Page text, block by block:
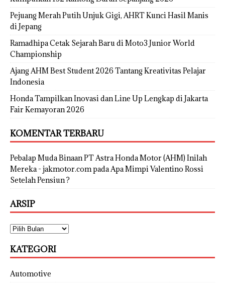
Pejuang Merah Putih Unjuk Gigi, AHRT Kunci Hasil Manis
di Jepang
Ramadhipa Cetak Sejarah Baru di Moto3 Junior World
Championship
Ajang AHM Best Student 2026 Tantang Kreativitas Pelajar
Indonesia
Honda Tampilkan Inovasi dan Line Up Lengkap di Jakarta
Fair Kemayoran 2026
KOMENTAR TERBARU
Pebalap Muda Binaan PT Astra Honda Motor (AHM) Inilah
Mereka - jakmotor.compada Apa Mimpi Valentino Rossi
Setelah Pensiun ?
ARSIP
KATEGORI
Automotive